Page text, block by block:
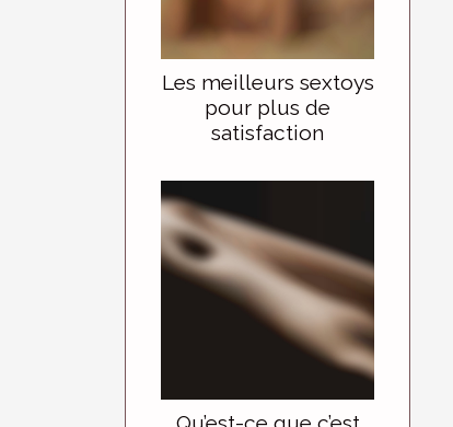
Les meilleurs sextoys
pour plus de
satisfaction